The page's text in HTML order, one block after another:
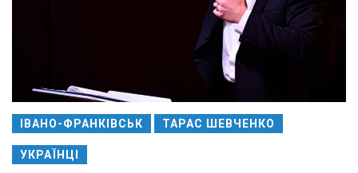
ІВАНО-ФРАНКІВСЬК ТАРАС ШЕВЧЕНКО
УКРАЇНЦІ